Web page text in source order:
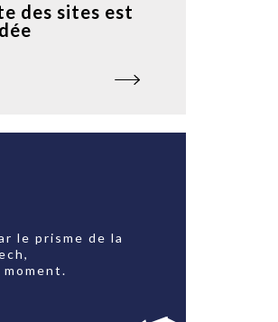
des sites est
le prisme de la